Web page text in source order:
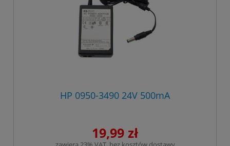
HP 0950-3490 24V 500mA
19,99 zł